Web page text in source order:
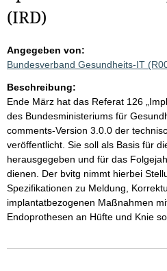
(IRD)
Angegeben von:
Bundesverband Gesundheits-IT
Beschreibung:
Ende März hat das Referat 126
des Bundesministeriums für
comments-Version 3.0.0 der
veröffentlicht. Sie soll als Basis für
herausgegeben und für das
dienen. Der bvitg nimmt hierbei
Spezifikationen zu Meldung,
implantatbezogenen Maßnahmen
Endoprothesen an Hüfte und Knie